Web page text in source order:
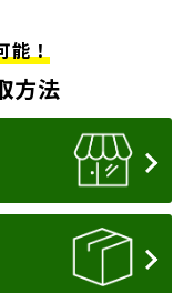
能！
方法